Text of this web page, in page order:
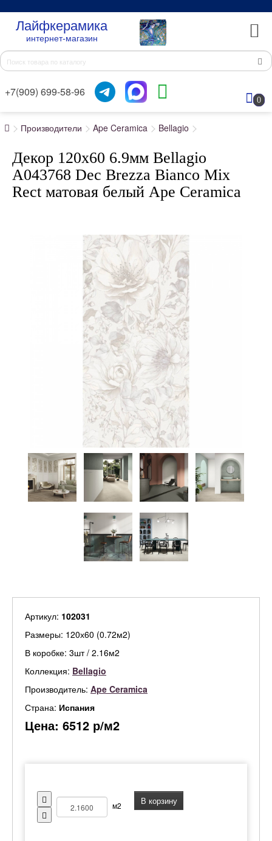
Лайфкерамика
интернет-магазин
+7(909) 699-58-96
0
Производители Ape Ceramica Bellagio
Декор 120x60 6.9мм Bellagio
A043768 Dec Brezza Bianco Mix
Rect матовая белый Ape Ceramica
Артикул: 102031
Размеры: 120х60 (0.72м2)
В коробке: 3шт / 2.16м2
Коллекция: Bellagio
Производитель: Ape Ceramica
Страна: Испания
Цена: 6512 р/м2
м2 В корзину